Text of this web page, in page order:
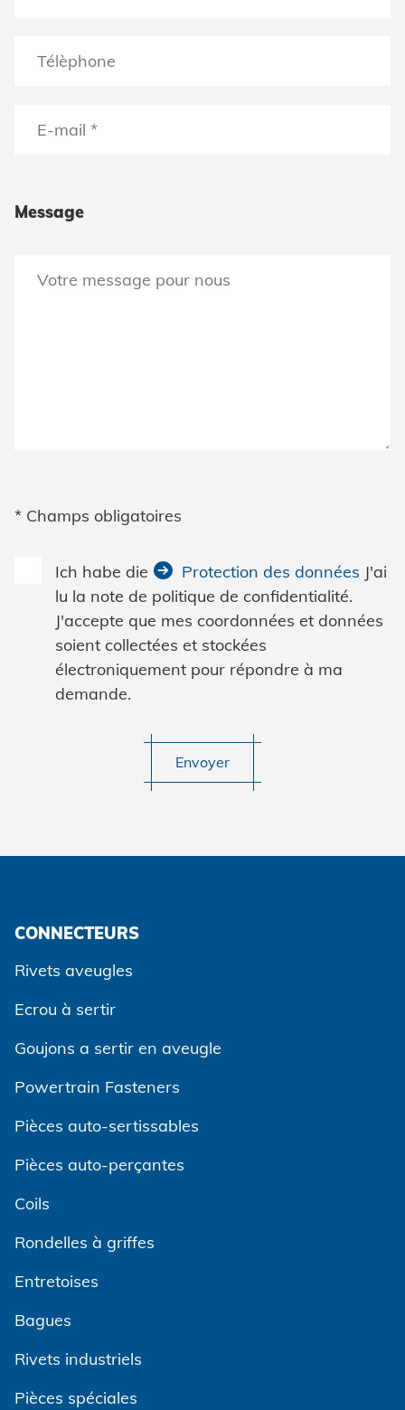
Message
* Champs obligatoires
Ich habe die Protection des données J'ai
lu la note de politique de confidentialité.
J'accepte que mes coordonnées et données
soient collectées et stockées
électroniquement pour répondre à ma
demande.
Envoyer
CONNECTEURS
Rivets aveugles
Ecrou à sertir
Goujons a sertir en aveugle
Powertrain Fasteners
Pièces auto-sertissables
Pièces auto-perçantes
Coils
Rondelles à griffes
Entretoises
Bagues
Rivets industriels
Pièces spéciales